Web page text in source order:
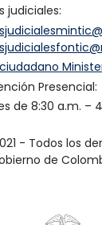
judiciales:
Presencial:
de 8:30 a.m. –
- Todos los
de